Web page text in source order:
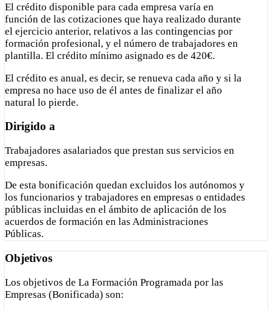
El crédito disponible para cada empresa varía en
función de las cotizaciones que haya realizado durante
el ejercicio anterior, relativos a las contingencias por
formación profesional, y el número de trabajadores en
plantilla. El crédito mínimo asignado es de 420€.
El crédito es anual, es decir, se renueva cada año y si la
empresa no hace uso de él antes de finalizar el año
natural lo pierde.
Dirigido a
Trabajadores asalariados que prestan sus servicios en
empresas.
De esta bonificación quedan excluidos los autónomos y
los funcionarios y trabajadores en empresas o entidades
públicas incluidas en el ámbito de aplicación de los
acuerdos de formación en las Administraciones
Públicas.
Objetivos
Los objetivos de La Formación Programada por las
Empresas (Bonificada) son: